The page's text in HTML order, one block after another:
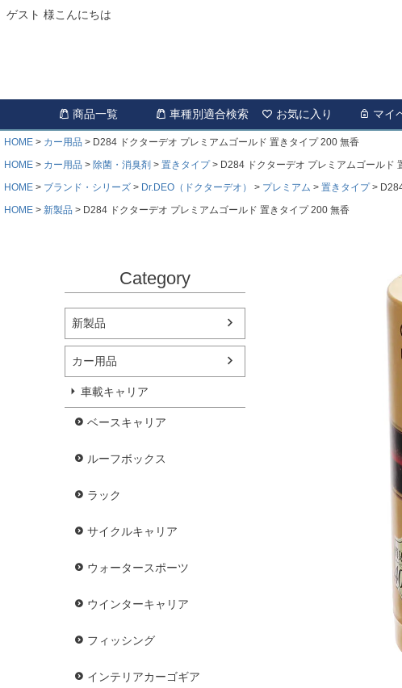
ゲスト 様こんにちは
商品一覧 車種別適合検索 お気に入り マイ
HOME カー用品
D284 ドクターデオ プレミアムゴールド 置きタイプ 200 無香
HOME
カー用品 除菌・消臭剤 置きタイプ
D284 ドクターデオ プレミアムゴールド
HOME
ブランド・シリーズ Dr.DEO（ドクターデオ） プレミアム 置きタイプ
HOME
新製品 D284 ドクターデオ プレミアムゴールド 置きタイプ 200 無香
Category
新製品
カー用品
車載キャリア
ベースキャリア
ルーフボックス
ラック
サイクルキャリア
ウォータースポーツ
ウインターキャリア
フィッシング
インテリアカーゴギア